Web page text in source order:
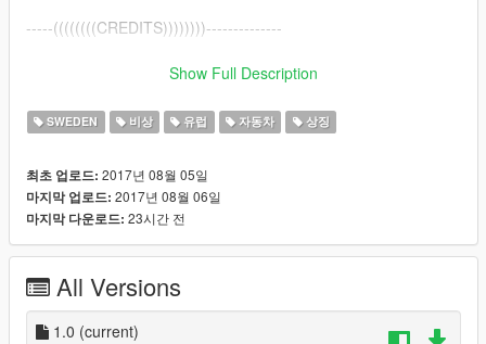
-----((((((((CREDITS))))))))--------------
I am by no means trying to take credit for the original files! All
mods.com/users/Swedish%20Modding)
for creating these incredible looking cars!
Textures made by me. You are to not ever re-upload the
textures anywhere. These are closed off and only for you to
download and enjoy.
These textures are 100% okay for you to use in RP clans as
Installation:
----------------------------------------------
Show Full Description
SWEDEN 비상 유럽 자동차 상징
최초 업로드: 2017년 08월 05일
마지막 업로드: 2017년 08월 06일
마지막 다운로드: 23시간 전
All Versions
1.0 (current)